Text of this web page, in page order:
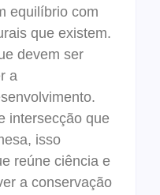
equilíbrio com
que existem.
devem ser
a
intersecção que
isso
reúne ciência e
a conservação